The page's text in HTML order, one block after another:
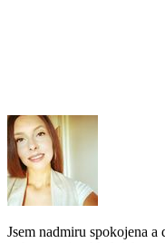
Jsem nadmiru spokojena